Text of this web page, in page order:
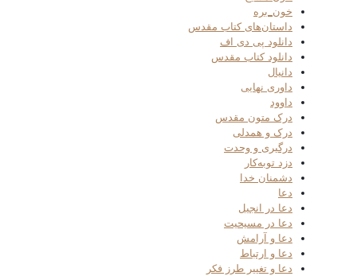
خون_بره
داستان‌های کتاب مقدس
دانلود پی دی اف
دانلود کتاب مقدس
دانیال
داوری نهایی
داوود
درک متون مقدس
درک و همدلی
درگیری و وحدت
دزد توبه‌کار
دشمنان خدا
دعا
دعا در انجیل
دعا در مسیحیت
دعا و آرامش
دعا و ارتباط
دعا و تغییر طرز فکر